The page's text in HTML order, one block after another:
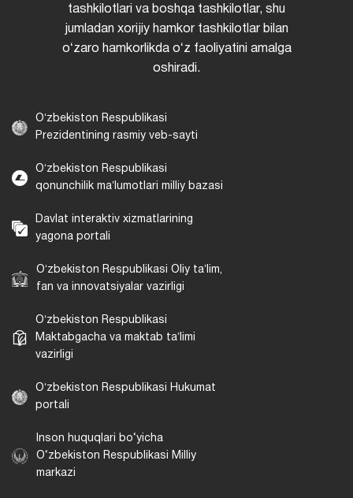
tashkilotlari va boshqa tashkilotlar, shu
jumladan xorijiy hamkor tashkilotlar bilan
oʻzaro hamkorlikda oʻz faoliyatini amalga
oshiradi.
Oʻzbekiston Respublikasi
Prezidentining rasmiy veb-sayti
Oʻzbekiston Respublikasi
qonunchilik maʼlumotlari milliy bazasi
Davlat interaktiv xizmatlarining
yagona portali
Oʻzbekiston Respublikasi Oliy taʼlim,
fan va innovatsiyalar vazirligi
Oʻzbekiston Respublikasi
Maktabgacha va maktab taʼlimi
vazirligi
Oʻzbekiston Respublikasi Hukumat
portali
Inson huquqlari bo‘yicha
O‘zbekiston Respublikasi Milliy
markazi